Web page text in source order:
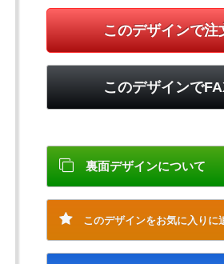
このデザインで
このデザインで
裏面デザインについて
このデザインをお気に入りに